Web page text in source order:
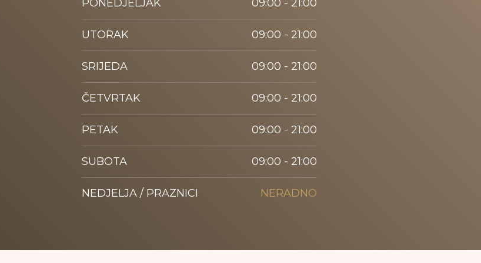
PONEDJELJAK 09:00 - 21:00
UTORAK 09:00 - 21:00
SRIJEDA 09:00 - 21:00
ČETVRTAK 09:00 - 21:00
PETAK 09:00 - 21:00
SUBOTA 09:00 - 21:00
NEDJELJA / PRAZNICI NERADNO